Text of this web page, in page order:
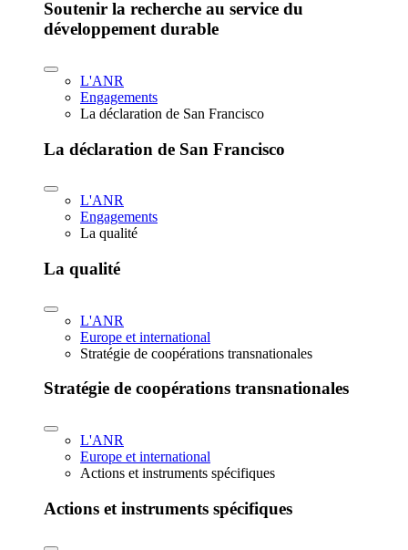
Soutenir la recherche au service du
développement durable
L'ANR
Engagements
La déclaration de San Francisco
La déclaration de San Francisco
L'ANR
Engagements
La qualité
La qualité
L'ANR
Europe et international
Stratégie de coopérations transnationales
Stratégie de coopérations transnationales
L'ANR
Europe et international
Actions et instruments spécifiques
Actions et instruments spécifiques